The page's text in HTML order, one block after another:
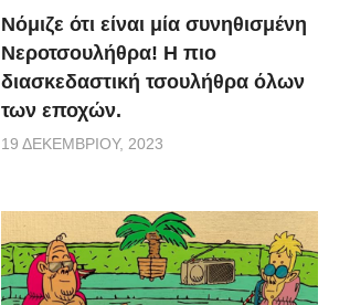
Νόμιζε ότι είναι μία συνηθισμένη
Νεροτσουλήθρα! Η πιο
διασκεδαστική τσουλήθρα όλων
των εποχών.
19 ΔΕΚΕΜΒΡΊΟΥ, 2023